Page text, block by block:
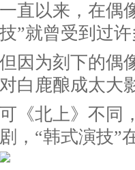
一直以来，在偶
技”就曾受到过
但因为刻下的偶
对白鹿酿成太大
可《北上》不同
剧，“韩式演技”